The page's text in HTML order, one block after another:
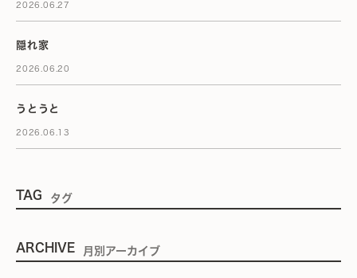
2026.06.27
隠れ家
2026.06.20
うとうと
2026.06.13
TAG タグ
ARCHIVE 月別アーカイブ